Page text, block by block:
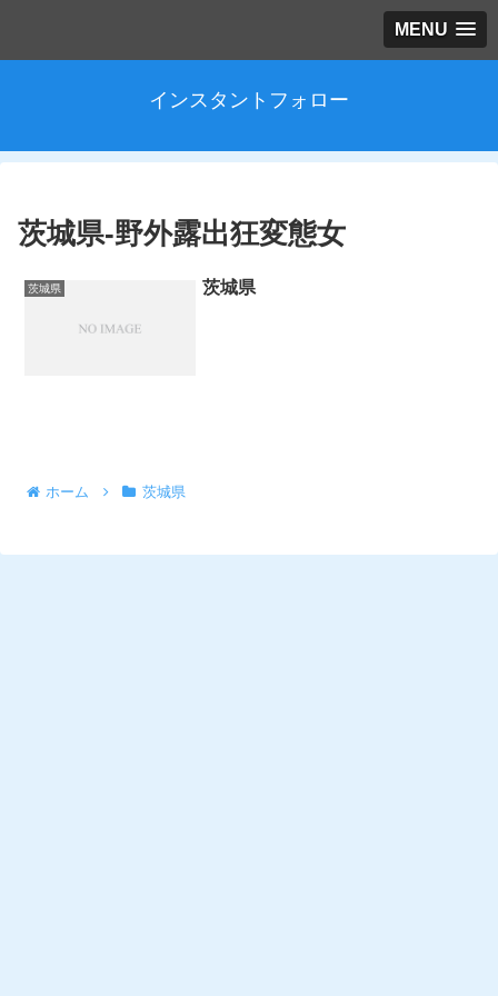
MENU
インスタントフォロー
茨城県-野外露出狂変態女
茨城県 茨城県
ホーム 茨城県